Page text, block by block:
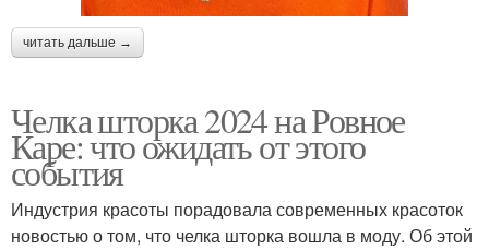
читать дальше →
Челка шторка 2024 на Ровное
Каре: что ожидать от этого
события
Индустрия красоты порадовала современных красоток
новостью о том, что челка шторка вошла в моду. Об этой